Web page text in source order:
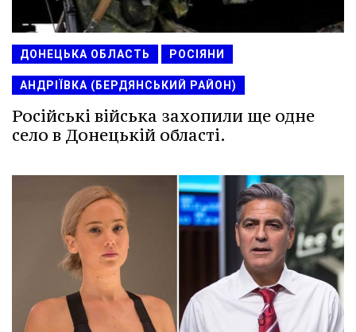
ДОНЕЦЬКА ОБЛАСТЬ РОСІЯНИ
АНДРІЇВКА (БЕРДЯНСЬКИЙ РАЙОН)
Російські війська захопили ще одне
село в Донецькій області.